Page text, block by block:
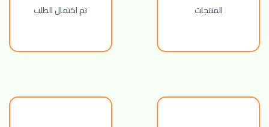
المنتجات تم اكتمال الطلب